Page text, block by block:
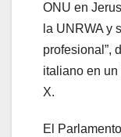
ONU en
la UNRWA y
profesional”,
italiano en
X.
El